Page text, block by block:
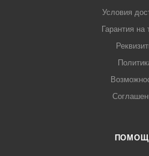
Условия
Гарантия на